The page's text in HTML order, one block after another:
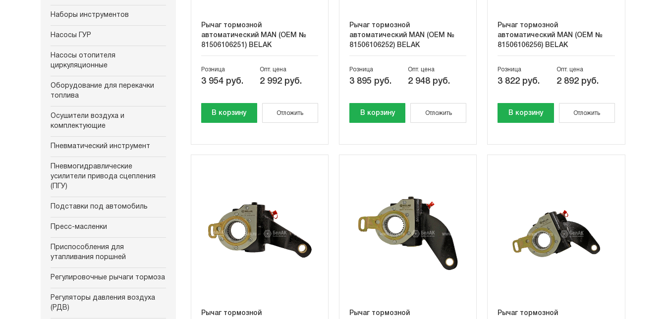
Наборы инструментов
Насосы ГУР
Насосы отопителя
циркуляционные
Оборудование для перекачки
топлива
Осушители воздуха и
комплектующие
Пневматический инструмент
Пневмогидравлические
усилители привода сцепления
(ПГУ)
Подставки под автомобиль
Пресс-масленки
Приспособления для
утапливания поршней
Регулировочные рычаги тормоза
Регуляторы давления воздуха
(РДВ)
Рычаг тормозной
автоматический MAN (OEM №
81506106251) BELAK
Розница
3 954 руб.
Опт. цена
2 992 руб.
В корзину Отложить
Рычаг тормозной
автоматический MAN (OEM №
81506106252) BELAK
Розница
3 895 руб.
Опт. цена
2 948 руб.
В корзину Отложить
Рычаг тормозной
автоматический MAN (OEM №
81506106256) BELAK
Розница
3 822 руб.
Опт. цена
2 892 руб.
В корзину Отложить
Рычаг тормозной
Рычаг тормозной
Рычаг тормозной